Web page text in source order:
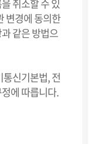
취소할 수 있
변경에 동의한
같은 방법으
신기본법, 전
에 따릅니다.